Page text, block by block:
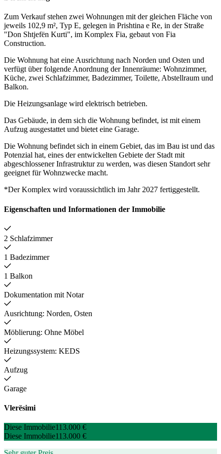
Zum Verkauf stehen zwei Wohnungen mit der gleichen Fläche von
jeweils 102,9 m², Typ E, gelegen in Prishtina e Re, in der Straße
"Don Shtjefën Kurti", im Komplex Fia, gebaut von Fia
Construction.
Die Wohnung hat eine Ausrichtung nach Norden und Osten und
verfügt über folgende Anordnung der Innenräume: Wohnzimmer,
Küche, zwei Schlafzimmer, Badezimmer, Toilette, Abstellraum und
Balkon.
Die Heizungsanlage wird elektrisch betrieben.
Das Gebäude, in dem sich die Wohnung befindet, ist mit einem
Aufzug ausgestattet und bietet eine Garage.
Die Wohnung befindet sich in einem Gebiet, das im Bau ist und das
Potenzial hat, eines der entwickelten Gebiete der Stadt mit
abgeschlossener Infrastruktur zu werden, was diesen Standort sehr
geeignet für Wohnzwecke macht.
*Der Komplex wird voraussichtlich im Jahr 2027 fertiggestellt.
Eigenschaften und Informationen der Immobilie
2 Schlafzimmer
1 Badezimmer
1 Balkon
Dokumentation mit Notar
Ausrichtung: Norden, Osten
Möblierung: Ohne Möbel
Heizungssystem: KEDS
Aufzug
Garage
Vlerësimi
Diese Immobilie113.000 €
Diese Immobilie113.000 €